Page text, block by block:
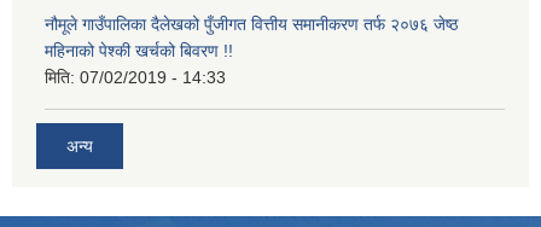
नौमूले गाउँपालिका दैलेखको पुँजीगत वित्तीय समानीकरण तर्फ २०७६ जेष्ठ
महिनाको पेश्की खर्चको बिवरण !!
मिति: 07/02/2019 - 14:33
अन्य